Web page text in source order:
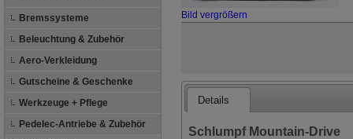
Bremssysteme
Beleuchtung & Zubehör
Aero-Verkleidung
Gutscheine & Geschenke
Werkzeuge + Pflege
Pedelec-Antriebe & Zubehör
Bild vergrößern
Details
Schlumpf Mountain-Drive